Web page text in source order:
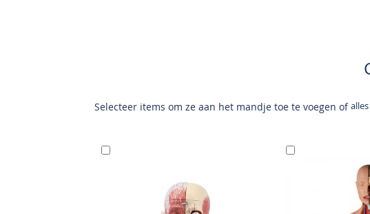
Selecteer items om ze aan het mandje toe te voegen of
Winkelwagen